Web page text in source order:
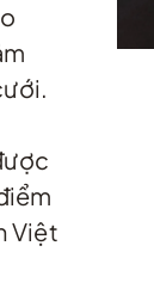
Việt